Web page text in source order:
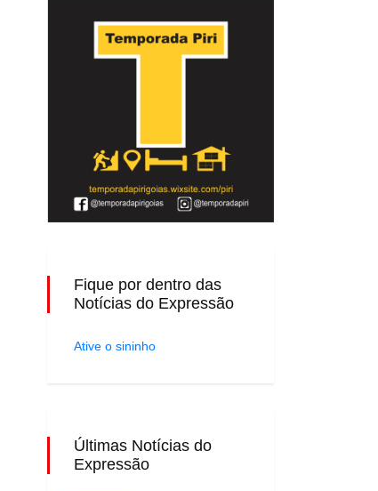
Fique por dentro das
Notícias do Expressão
Ative o sininho
Últimas Notícias do
Expressão